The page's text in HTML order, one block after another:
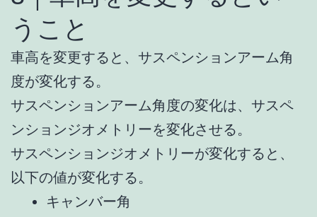
うこと
車高を変更すると、サスペンションアーム角
度が変化する。
サスペンションアーム角度の変化は、サスペ
ンションジオメトリーを変化させる。
サスペンションジオメトリーが変化すると、
以下の値が変化する。
キャンバー角